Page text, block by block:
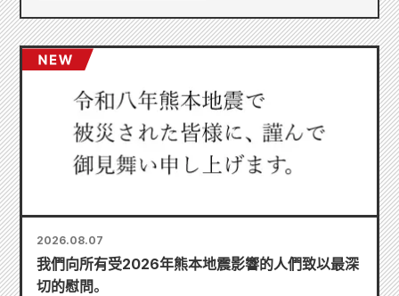
2026.08.07
我們向所有受2026年熊本地震影響的人們致以最深
切的慰問。